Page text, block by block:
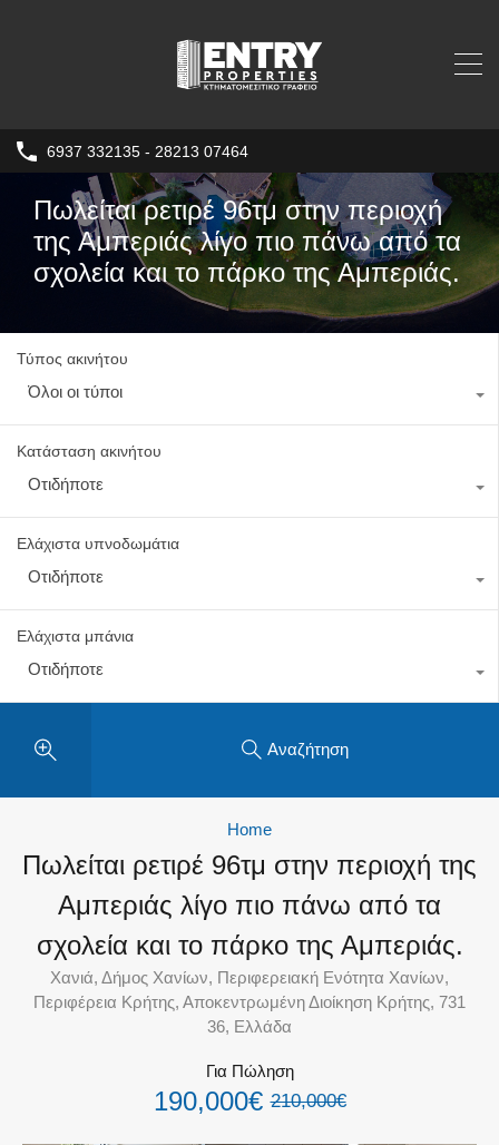
6937 332135 - 28213 07464
Πωλείται ρετιρέ 96τμ στην περιοχή
της Αμπεριάς λίγο πιο πάνω από τα
σχολεία και το πάρκο της Αμπεριάς.
Τύπος ακινήτου
Όλοι οι τύποι
Κατάσταση ακινήτου
Οτιδήποτε
Ελάχιστα υπνοδωμάτια
Οτιδήποτε
Ελάχιστα μπάνια
Οτιδήποτε
Αναζήτηση
Home
Πωλείται ρετιρέ 96τμ στην περιοχή της
Αμπεριάς λίγο πιο πάνω από τα
σχολεία και το πάρκο της Αμπεριάς.
Χανιά, Δήμος Χανίων, Περιφερειακή Ενότητα Χανίων,
Περιφέρεια Κρήτης, Αποκεντρωμένη Διοίκηση Κρήτης, 731
36, Ελλάδα
Για Πώληση
190,000€ 210,000€